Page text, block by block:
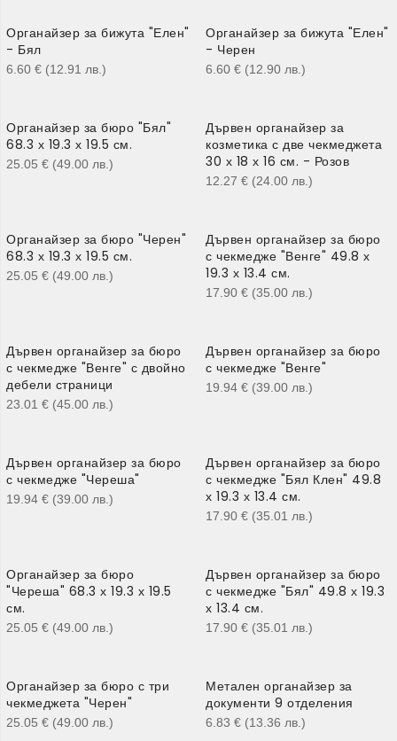
Органайзер за бижута "Елен"
- Бял
6.60 € (12.91 лв. )
Органайзер за бижута "Елен"
- Черен
6.60 € (12.90 лв. )
Органайзер за бюро "Бял"
68.3 х 19.3 х 19.5 см.
25.05 € (49.00 лв. )
Дървен органайзер за
козметика с две чекмеджета
30 х 18 х 16 см. - Розов
12.27 € (24.00 лв. )
Органайзер за бюро "Черен"
68.3 х 19.3 х 19.5 см.
25.05 € (49.00 лв. )
Дървен органайзер за бюро
с чекмедже "Венге" 49.8 х
19.3 х 13.4 см.
17.90 € (35.00 лв. )
Дървен органайзер за бюро
с чекмедже "Венге" с двойно
дебели страници
23.01 € (45.00 лв. )
Дървен органайзер за бюро
с чекмедже "Венге"
19.94 € (39.00 лв. )
Дървен органайзер за бюро
с чекмедже "Череша"
19.94 € (39.00 лв. )
Дървен органайзер за бюро
с чекмедже "Бял Клен" 49.8
х 19.3 х 13.4 см.
17.90 € (35.01 лв. )
Органайзер за бюро
"Череша" 68.3 х 19.3 х 19.5
см.
25.05 € (49.00 лв. )
Дървен органайзер за бюро
с чекмедже "Бял" 49.8 х 19.3
х 13.4 см.
17.90 € (35.01 лв. )
Органайзер за бюро с три
чекмеджета "Черен"
25.05 € (49.00 лв. )
Метален органайзер за
документи 9 отделения
6.83 € (13.36 лв. )